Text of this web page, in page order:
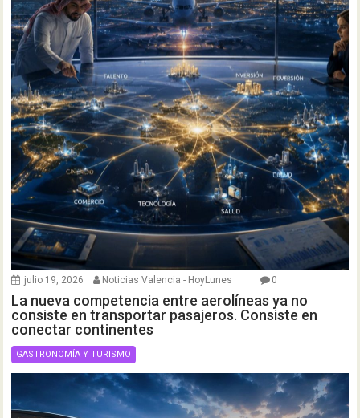
julio 19, 2026 Noticias Valencia - HoyLunes 0
La nueva competencia entre aerolíneas ya no
consiste en transportar pasajeros. Consiste en
conectar continentes
GASTRONOMÍA Y TURISMO